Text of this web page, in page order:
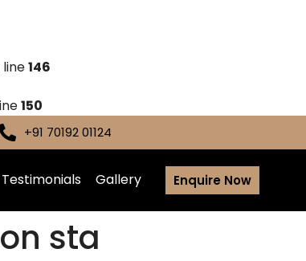
146
150
+91 70192 01124
Testimonials Gallery Enquire Now
sta